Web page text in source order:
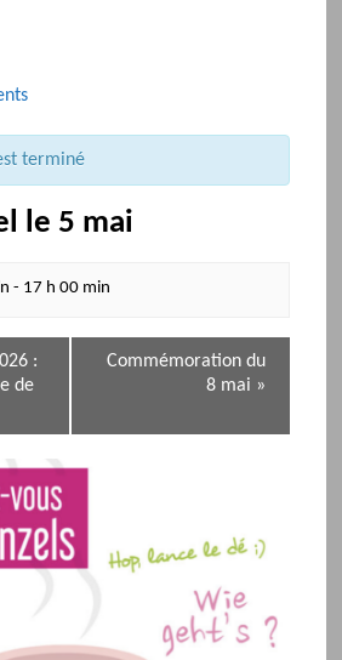
terminé
le 5 mai
- 17 h 00 min
:
de
Commémoration du
8 mai »